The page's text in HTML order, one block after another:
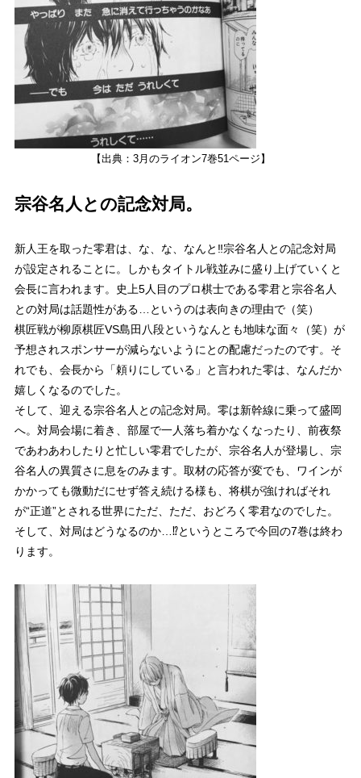
【出典：3月のライオン7巻51ページ】
宗谷名人との記念対局。
新人王を取った零君は、な、な、なんと‼宗谷名人との記念対局
が設定されることに。しかもタイトル戦並みに盛り上げていくと
会長に言われます。史上5人目のプロ棋士である零君と宗谷名人
との対局は話題性がある…というのは表向きの理由で（笑）
棋匠戦が柳原棋匠VS島田八段というなんとも地味な面々（笑） が
予想されスポンサーが減らないようにとの配慮だったのです。そ
れでも、会長から
「頼りにしている」
と言われた零は、なんだか
嬉しくなるのでした。
そして、迎える宗谷名人との記念対局。零は新幹線に乗って盛岡
へ。対局会場に着き、部屋で一人落ち着かなくなったり、前夜祭
であわあわしたりと忙しい零君でしたが、宗谷名人が登場し、宗
谷名人の異質さ に息をのみます。取材の応答が変でも、ワインが
かかっても微動だにせず答え続ける様も、将棋が強ければそれ
が“正道”とされる世界にただ、ただ、おどろく零君なのでした。
そして、 対局はどうなるのか…⁉というところで今回の7巻は終わ
ります。